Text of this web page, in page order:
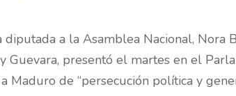
diputada a la Asamblea Nacional,
Guevara, presentó el martes en el
Maduro de “persecución política y